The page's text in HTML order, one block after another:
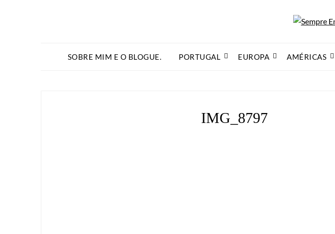
SOBRE MIM E O BLOGUE. PORTUGAL EUROPA AMÉRICAS
IMG_8797